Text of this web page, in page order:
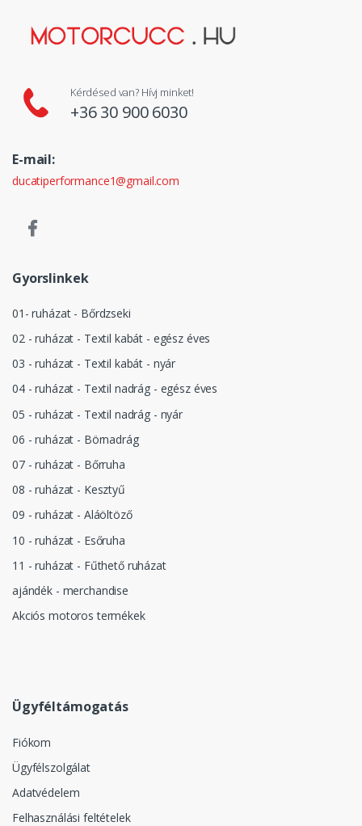
Kérdésed van? Hívj minket!
+36 30 900 6030
E-mail:
ducatiperformance1@gmail.com
Gyorslinkek
01- ruházat - Bőrdzseki
02 - ruházat - Textil kabát - egész éves
03 - ruházat - Textil kabát - nyár
04 - ruházat - Textil nadrág - egész éves
05 - ruházat - Textil nadrág - nyár
06 - ruházat - Börnadrág
07 - ruházat - Bőrruha
08 - ruházat - Kesztyű
09 - ruházat - Aláöltöző
10 - ruházat - Esőruha
11 - ruházat - Fűthető ruházat
ajándék - merchandise
Akciós motoros termékek
Ügyféltámogatás
Fiókom
Ügyfélszolgálat
Adatvédelem
Felhasználási feltételek